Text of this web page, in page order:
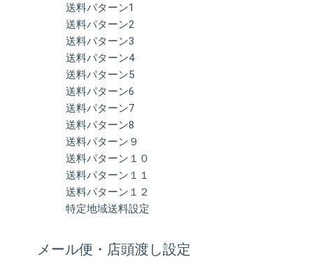
送料パターン1
送料パターン2
送料パターン3
送料パターン4
送料パターン5
送料パターン6
送料パターン7
送料パターン8
送料パターン９
送料パターン１０
送料パターン１１
送料パターン１２
特定地域送料設定
メール便・店頭渡し設定